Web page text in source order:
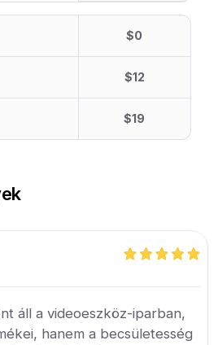
$0
$12
$19
áll a videoeszköz-iparban,
hanem a becsületesség